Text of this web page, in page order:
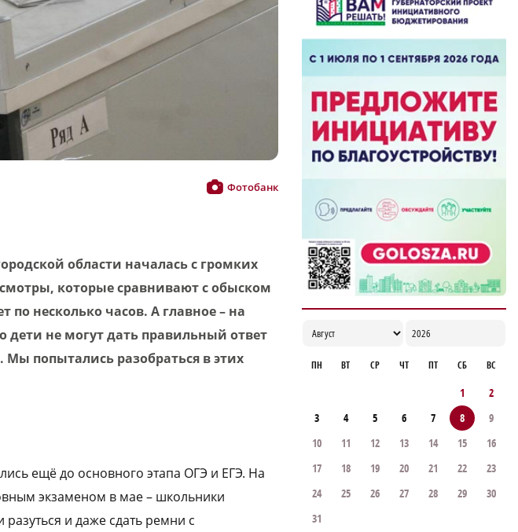
Фотобанк
области началась с громких
которые сравнивают с обыском
по несколько часов. А главное – на
не могут дать правильный ответ
попытались разобраться в этих
ещё до основного этапа ОГЭ и ЕГЭ. На
экзаменом в мае – школьники
и даже сдать ремни с
19:22
Неизвестный напал с домогательствами
на нижегородку в Московском районе
18:10
Форум для матерей и жён погибших
бойцов СВО прошёл в Павловском округе
18:01
ПН ВТ СР ЧТ ПТ СБ ВС
1
2
3
4 5 6 7 8
9
10
11 12 13 14 15
16
17
18 19 20 21 22
23
24
25 26 27 28 29
30
31